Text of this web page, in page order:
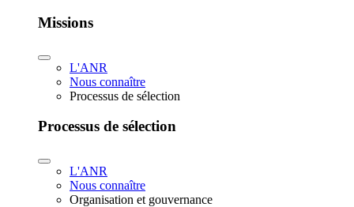
Missions
L'ANR
Nous connaître
Processus de sélection
Processus de sélection
L'ANR
Nous connaître
Organisation et gouvernance